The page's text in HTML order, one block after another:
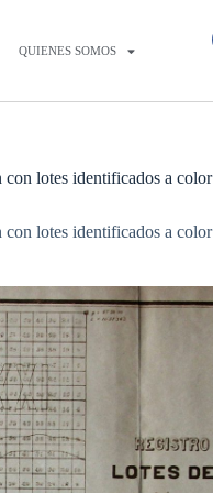
QUIENES SOMOS
lotes identificados a color
lotes identificados a color